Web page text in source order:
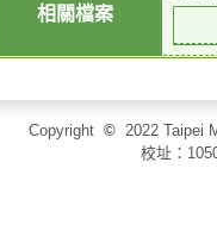
相關檔案
Copyright © 2022 Taipei
校址：